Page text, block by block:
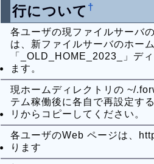
行について †
各ユーザの現ファイルサーバ
は、新ファイルサーバのホー
「_OLD_HOME_2023_」デ
ます。
現ホームディレクトリの ~/
テム稼働後に各自で再設定す
リからコピーしてください。
各ユーザのWeb ページは、
ります